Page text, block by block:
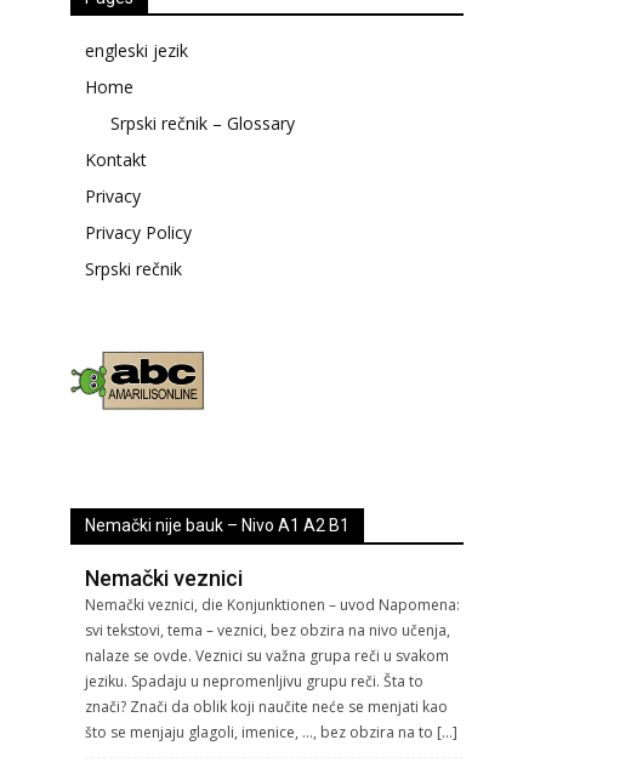
engleski jezik
Home
Srpski rečnik – Glossary
Kontakt
Privacy
Privacy Policy
Srpski rečnik
Nemački nije bauk – Nivo A1 A2 B1
Nemački veznici
Nemački veznici, die Konjunktionen – uvod Napomena:
svi tekstovi, tema – veznici, bez obzira na nivo učenja,
nalaze se ovde. Veznici su važna grupa reči u svakom
jeziku. Spadaju u nepromenljivu grupu reči. Šta to
znači? Znači da oblik koji naučite neće se menjati kao
što se menjaju glagoli, imenice, …, bez obzira na to […]